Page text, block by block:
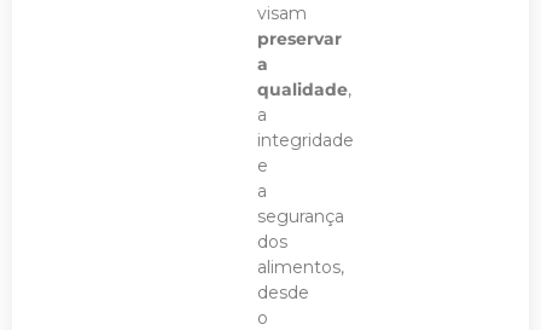
visam
preservar
a
qualidade,
a
integridade
e
a
segurança
dos
alimentos,
desde
o